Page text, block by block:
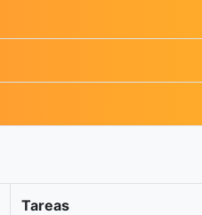
Tareas